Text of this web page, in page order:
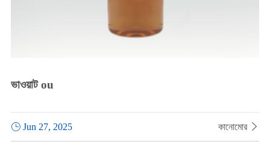
ভাওয়াট ou
Jun 27, 2025 কানোমোর 